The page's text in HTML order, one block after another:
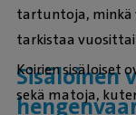
tartuntoja, minkä
tarkistaa
Sisäloinen
Koirien sisäloiset
sekä matoja,